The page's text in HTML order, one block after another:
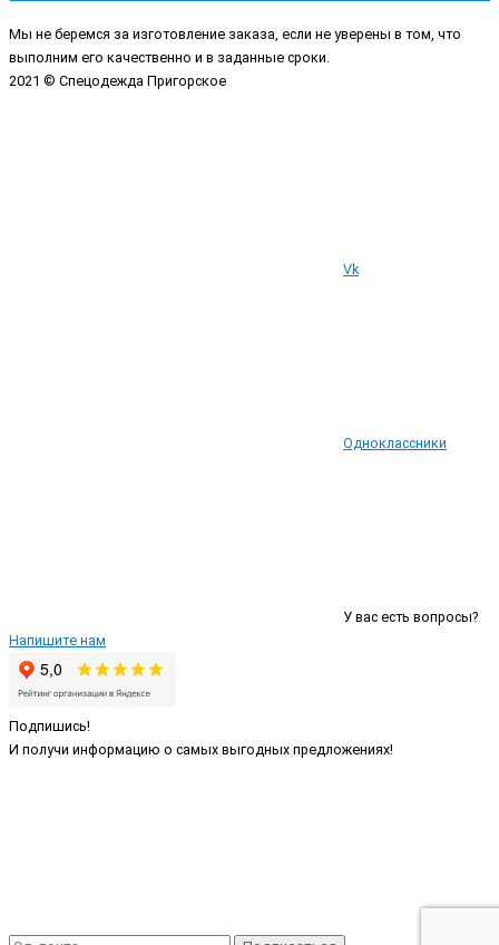
Мы не беремся за изготовление заказа, если не уверены в том, что
выполним его качественно и в заданные сроки.
2021 © Спецодежда Пригорское
Vk
Одноклассники
У вас есть вопросы?
Напишите нам
Подпишись!
И получи информацию о самых выгодных предложениях!